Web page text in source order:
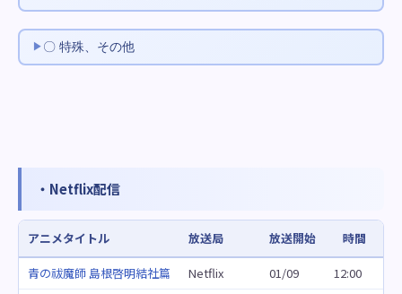
〇 特殊、その他
・Netflix配信
アニメタイトル 放送局 放送開始 時間
青の祓魔師 島根啓明結社篇 Netflix 01/09
12:00